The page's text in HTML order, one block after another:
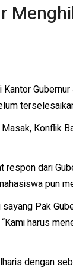
Konflik
dari
pun
Pak
harus
dengan